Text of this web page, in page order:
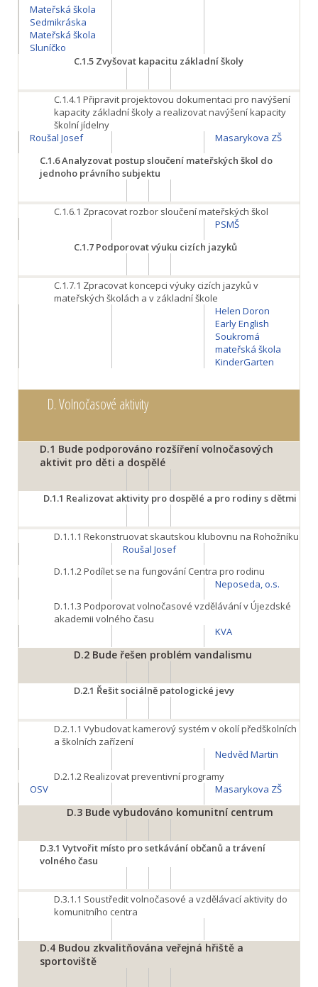
Mateřská škola
Sedmikráska
Mateřská škola
Sluníčko
C.1.5 Zvyšovat kapacitu základní školy
C.1.4.1 Připravit projektovou dokumentaci pro navýšení
kapacity základní školy a realizovat navýšení kapacity
školní jídelny
Roušal Josef
Masarykova ZŠ
C.1.6Analyzovat postup sloučení mateřských škol do
jednoho právního subjektu
C.1.6.1 Zpracovat rozbor sloučení mateřských škol
PSMŠ
C.1.7 Podporovat výuku cizích jazyků
C.1.7.1 Zpracovat koncepci výuky cizích jazyků v
mateřských školách a v základní škole
Helen Doron
Early English
Soukromá
mateřská škola
KinderGarten
D.Volnočasové aktivity
D.1 Bude podporováno rozšíření volnočasových
aktivit pro děti a dospělé
D.1.1 Realizovat aktivity pro dospělé a pro rodiny s dětmi
D.1.1.1 Rekonstruovat skautskou klubovnu na Rohožníku
Roušal Josef
D.1.1.2Podílet se na fungování Centra pro rodinu
Neposeda, o.s.
D.1.1.3 Podporovat volnočasové vzdělávání v Újezdské
akademii volného času
KVA
D.2 Bude řešen problém vandalismu
D.2.1 Řešit sociálně patologické jevy
D.2.1.1 Vybudovat kamerový systém v okolí předškolních
a školních zařízení
Nedvěd Martin
D.2.1.2Realizovat preventivní programy
OSV
Masarykova ZŠ
D.3Bude vybudováno komunitní centrum
D.3.1 Vytvořit místo pro setkávání občanů a trávení
volného času
D.3.1.1 Soustředit volnočasové a vzdělávací aktivity do
komunitního centra
D.4 Budou zkvalitňována veřejná hřiště a
sportoviště